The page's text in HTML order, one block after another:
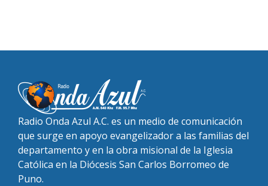
Radio Onda Azul A.C. es un medio de comunicación
que surge en apoyo evangelizador a las familias del
departamento y en la obra misional de la Iglesia
Católica en la Diócesis San Carlos Borromeo de
Puno.